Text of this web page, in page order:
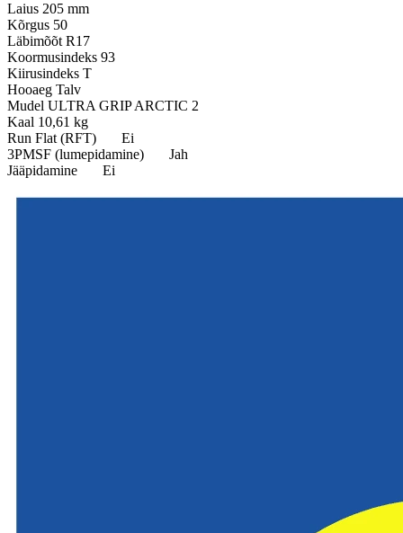
Laius 205 mm
Kõrgus 50
Läbimõõt R17
Koormusindeks 93
Kiirusindeks T
Hooaeg Talv
Mudel ULTRA GRIP ARCTIC 2
Kaal 10,61 kg
Run Flat (RFT)
Ei
3PMSF (lumepidamine)
Jah
Jääpidamine
Ei